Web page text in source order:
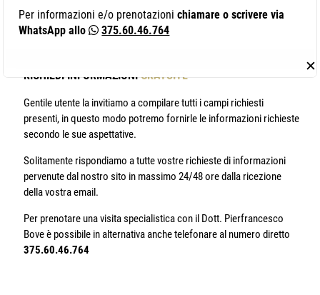
RICHIEDI INFORMAZIONI GRATUITE
Gentile utente la invitiamo a compilare tutti i campi richiesti
presenti, in questo modo potremo fornirle le informazioni richieste
secondo le sue aspettative.
Solitamente rispondiamo a tutte vostre richieste di informazioni
pervenute dal nostro sito in massimo 24/48 ore dalla ricezione
della vostra email.
Per prenotare una visita specialistica con il Dott. Pierfrancesco
Bove è possibile in alternativa anche telefonare al numero diretto
375.60.46.764
✕
Per informazioni e/o prenotazionichiamare o scrivere via
WhatsApp allo
375.60.46.764